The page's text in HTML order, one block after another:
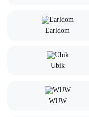
Earldom
Ubik
WUW